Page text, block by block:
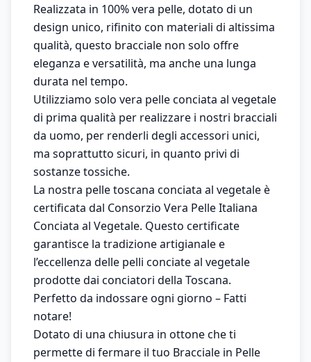
Realizzata in 100% vera pelle, dotato di un
design unico, rifinito con materiali di altissima
qualità, questo bracciale non solo offre
eleganza e versatilità, ma anche una lunga
durata nel tempo.
Utilizziamo solo vera pelle conciata al vegetale
di prima qualità per realizzare i nostri bracciali
da uomo, per renderli degli accessori unici,
ma soprattutto sicuri, in quanto privi di
sostanze tossiche.
La nostra pelle toscana conciata al vegetale è
certificata dal Consorzio Vera Pelle Italiana
Conciata al Vegetale. Questo certificate
garantisce la tradizione artigianale e
l’eccellenza delle pelli conciate al vegetale
prodotte dai conciatori della Toscana.
Perfetto da indossare ogni giorno – Fatti
notare!
Dotato di una chiusura in ottone che ti
permette di fermare il tuo Bracciale in Pelle